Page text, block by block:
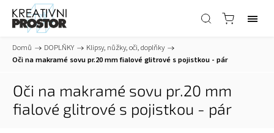
Domů / DOPLŇKY / Klipsy, nůžky, oči, doplňky /
Oči na makramé sovu pr.20 mm fialové glitrové s pojistkou - pár
Oči na makramé sovu pr.20 mm
fialové glitrové s pojistkou - pár